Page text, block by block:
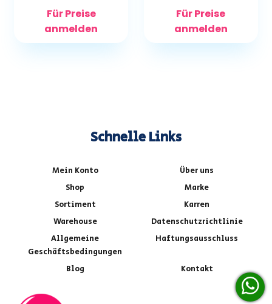
Für Preise
anmelden
Für Preise
anmelden
Schnelle Links
Mein Konto
Über uns
Shop
Marke
Sortiment
Karren
Warehouse
Datenschutzrichtlinie
Allgemeine
Geschäftsbedingungen
Haftungsausschluss
Blog Kontakt